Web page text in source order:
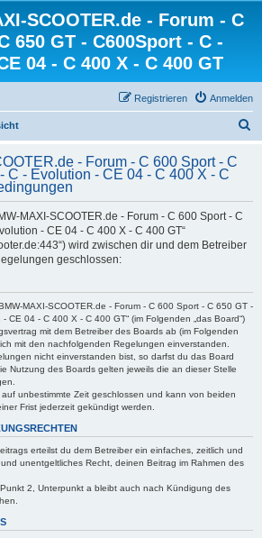
SCOOTER.de - Forum - C
650 GT - C600Sport - C -
04 - C 400 X - C 400 GT
Anmelden
Registrieren
- Forum - C 600 Sport - C
C - Evolution - CE 04 - C 400 X - C
MAXI-SCOOTER.de - Forum - C 600 Sport - C
- CE 04 - C 400 X - C 400 GT“
wird zwischen dir und dem Betreiber
geschlossen:
MAXI-SCOOTER.de - Forum - C 600 Sport - C 650 GT -
CE 04 - C 400 X - C 400 GT“ (im Folgenden „das Board“)
mit dem Betreiber des Boards ab (im Folgenden
mit den nachfolgenden Regelungen einverstanden.
nicht einverstanden bist, so darfst du das Board
Nutzung des Boards gelten jeweils die an dieser Stelle
unbestimmte Zeit geschlossen und kann von beiden
Frist jederzeit gekündigt werden.
erteilst du dem Betreiber ein einfaches, zeitlich und
unentgeltliches Recht, deinen Beitrag im Rahmen des
2, Unterpunkt a bleibt auch nach Kündigung des